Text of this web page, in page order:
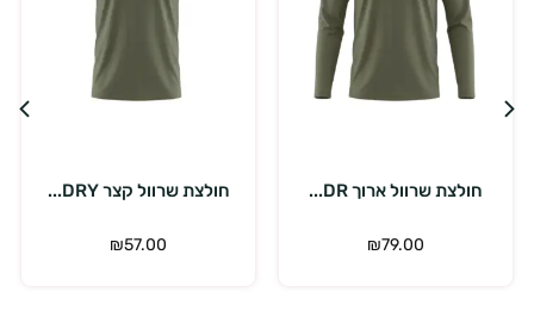
חולצת שרוול ארוך DR...
₪79.00
חולצת שרוול קצר DRY...
₪57.00